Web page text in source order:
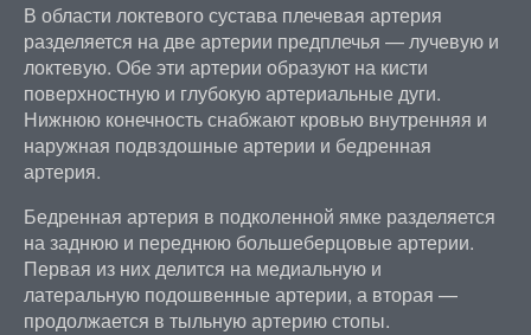
В области локтевого сустава плечевая артерия
разделяется на две артерии предплечья — лучевую и
локтевую. Обе эти артерии образуют на кисти
поверхностную и глубокую артериальные дуги.
Нижнюю конечность снабжают кровью внутренняя и
наружная подвздошные артерии и бедренная
артерия.
Бедренная артерия в подколенной ямке разделяется
на заднюю и переднюю большеберцовые артерии.
Первая из них делится на медиальную и
латеральную подошвенные артерии, а вторая —
продолжается в тыльную артерию стопы.